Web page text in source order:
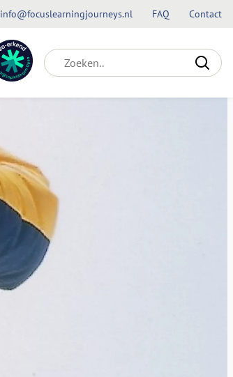
info@focuslearningjourneys.nl FAQ Contact